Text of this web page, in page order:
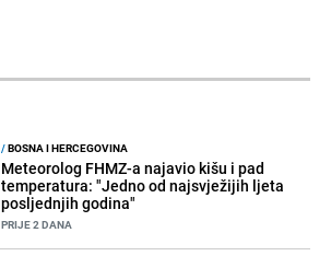
/BOSNA I HERCEGOVINA
Meteorolog FHMZ-a najavio kišu i pad
temperatura: "Jedno od najsvježijih ljeta
posljednjih godina"
PRIJE 2 DANA